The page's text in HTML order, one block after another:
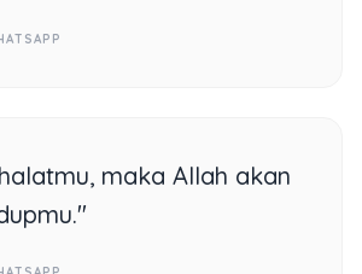
maka Allah akan